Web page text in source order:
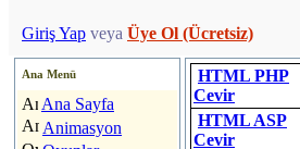
Giriş Yap veya Üye Ol (Ücretsiz)
Ana Menü
Ana Sayfa
Animasyon
HTML PHP
Cevir
HTML ASP
Cevir